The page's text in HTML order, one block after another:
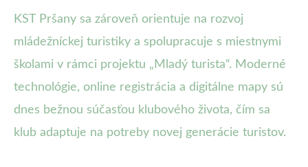
KST Pršany sa zároveň orientuje na rozvoj
mládežníckej turistiky a spolupracuje s miestnymi
školami v rámci projektu „Mladý turista“. Moderné
technológie, online registrácia a digitálne mapy sú
dnes bežnou súčasťou klubového života, čím sa
klub adaptuje na potreby novej generácie turistov.